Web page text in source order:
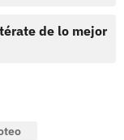
de lo mejor